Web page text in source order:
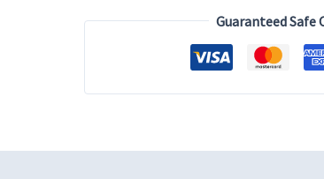
AUTUMN
200ml
Guaranteed Safe